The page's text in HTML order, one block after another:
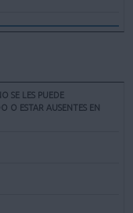
SE LES PUEDE
O ESTAR AUSENTES EN